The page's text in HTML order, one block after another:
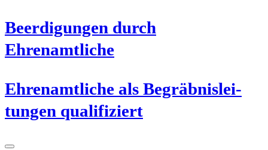
Beer­di­gun­gen durch
Ehrenamtliche
Ehren­amt­li­che als Begräb­nis­lei­
tun­gen qualifiziert